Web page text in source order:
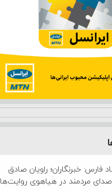
فارس: خبرنگاران؛ راویان صادق
مردمند در هیاهوی روایت‌ها